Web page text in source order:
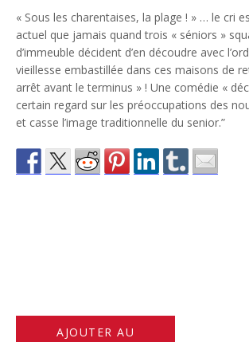
« Sous les charentaises, la plage ! » … le cri
actuel que jamais quand trois « séniors »
d’immeuble décident d’en découdre avec
vieillesse embastillée dans ces maisons de
arrêt avant le terminus » ! Une comédie «
certain regard sur les préoccupations des
et casse l’image traditionnelle du senior.”
AJOUTER AU